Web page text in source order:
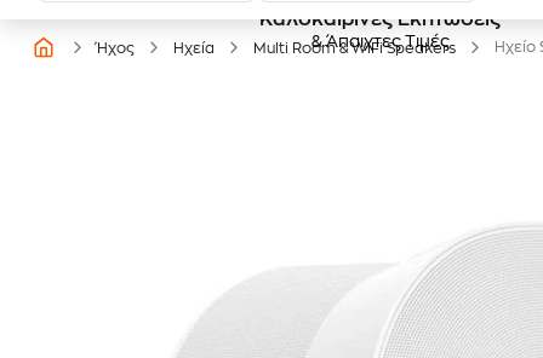
Καλοκαιρινές Εκπτώσεις
& Άπαιχτες Τιμές
Ήχος Ηχεία Multi Room & WiFi Speakers